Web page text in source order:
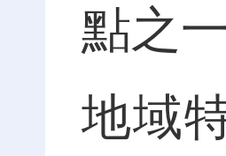
點之
地域